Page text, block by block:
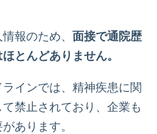
報のため、 面接で通院歴
とんどありません。
インでは、精神疾患に関
禁止されており、企業も
あります。